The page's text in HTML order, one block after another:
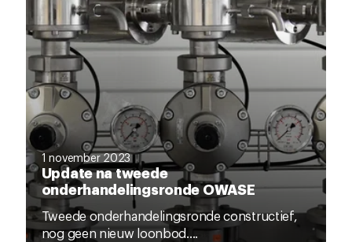
1 november 2023
Update na tweede
onderhandelingsronde OWASE
Tweede onderhandelingsronde constructief,
nog geen nieuw loonbod....